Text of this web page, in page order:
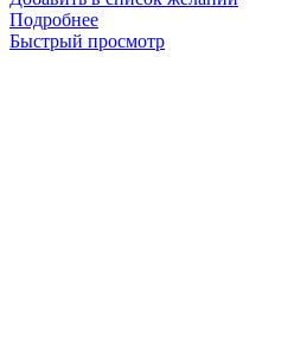
Подробнее
Быстрый просмотр